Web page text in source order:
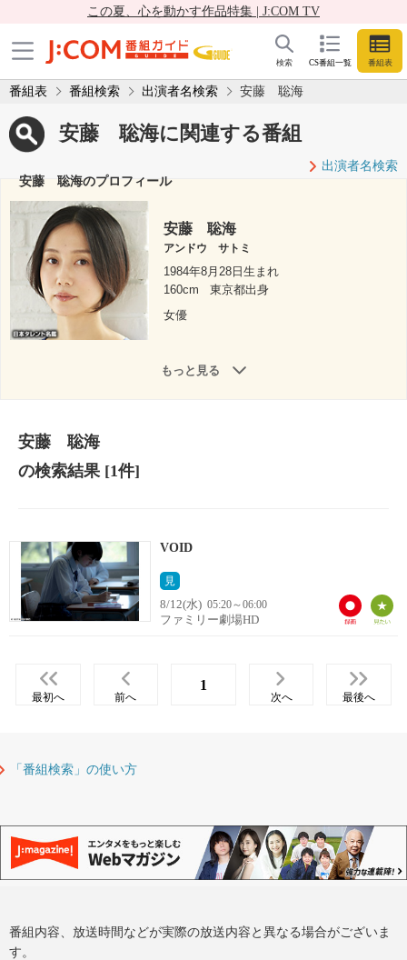
この夏、心を動かす作品特集 | J:COM TV
CS番組一覧 番組表
検索
番組表 番組検索 出演者名検索 安藤 聡海
安藤 聡海に関連する番組
出演者名検索
安藤 聡海のプロフィール
安藤 聡海
アンドウ サトミ
1984年8月28日生まれ
160cm
東京都出身
女優
もっと見る
安藤 聡海
の検索結果[1件]
VOID
見
8/12(水) 05:20～06:00
ファミリー劇場HD
最初へ 前へ
1
次へ 最後へ
「番組検索」の使い方
番組内容、放送時間などが実際の放送内容と異なる場合がございま
す。